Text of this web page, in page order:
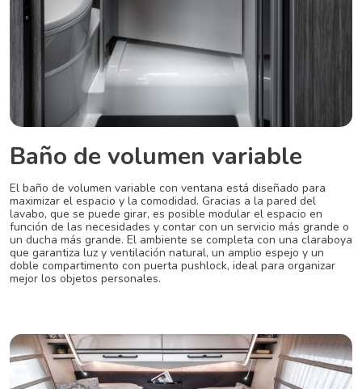
Baño de volumen variable
El baño de volumen variable con ventana está diseñado para
maximizar el espacio y la comodidad. Gracias a la pared del
lavabo, que se puede girar, es posible modular el espacio en
función de las necesidades y contar con un servicio más grande o
un ducha más grande. El ambiente se completa con una claraboya
que garantiza luz y ventilación natural, un amplio espejo y un
doble compartimento con puerta pushlock, ideal para organizar
mejor los objetos personales.